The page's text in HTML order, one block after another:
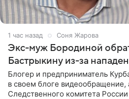
1 час назад Соня Жарова
Экс-муж Бородиной
Бастрыкину из-за
Блогер и предприниматель
в своем блоге видеообращение,
Следственного комитета